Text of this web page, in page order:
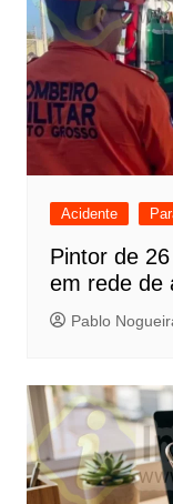
Acidente
Pintor de
em rede de
Pablo